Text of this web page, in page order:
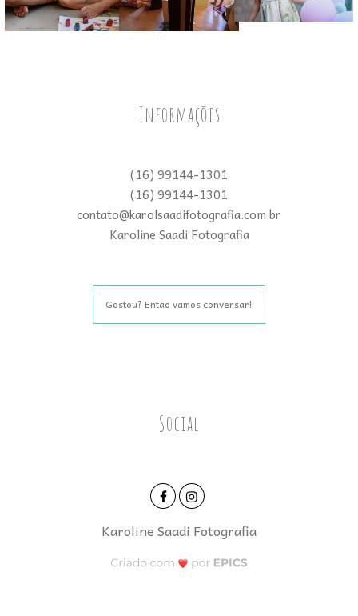
Informações
(16) 99144-1301
(16) 99144-1301
contato@karolsaadifotografia.com.br
Karoline Saadi Fotografia
Gostou? Então vamos conversar!
Social
Karoline Saadi Fotografia